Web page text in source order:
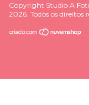
Copyright Studio A
2026. Todos os direitos